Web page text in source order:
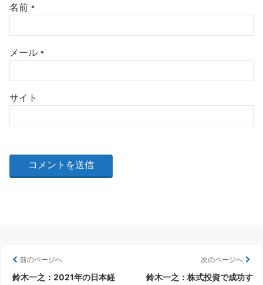
名前 *
メール *
サイト
前のページへ
鈴木一之：2021年の日本経
次のページへ
鈴木一之：株式投資で成功す